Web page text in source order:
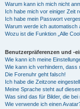
Warum kann ich mich nicht
Ich habe mich vor einiger Zeit
Ich habe mein Passwort
Warum werde ich automatisch
Wozu ist die Funktion „Alle
Benutzerpräferenzen und -
Wie kann ich meine
Wie kann ich verhindern, dass
Die Forenuhr geht falsch!
Ich habe die Zeitzone
Meine Sprache steht auf
Was sind das für Bilder, die
Wie verwende ich einen